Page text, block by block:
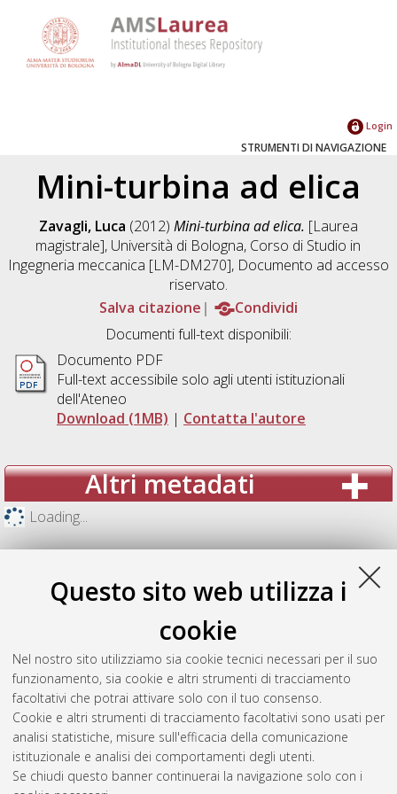
Questo sito web utilizza i
cookie
Nel nostro sito utilizziamo sia cookie tecnici necessari per il suo
funzionamento, sia cookie e altri strumenti di tracciamento
facoltativi che potrai attivare solo con il tuo consenso.
Cookie e altri strumenti di tracciamento facoltativi sono usati per
analisi statistiche, misure sull'efficacia della comunicazione
istituzionale e analisi dei comportamenti degli utenti.
Se chiudi questo banner continuerai la navigazione solo con i
Login
STRUMENTI DI NAVIGAZIONE
Mini-turbina ad elica
Zavagli, Luca (2012) Mini-turbina ad elica. [Laurea
magistrale], Università di Bologna, Corso di Studio in
Ingegneria meccanica [LM-DM270], Documento ad accesso
riservato.
Salva citazione
Condividi
Documenti full-text disponibili:
Documento PDF
Full-text accessibile solo agli utenti istituzionali
dell'Ateneo
Download (1MB) | Contatta l'autore
Altri metadati
Loading...
Gestione del documento: